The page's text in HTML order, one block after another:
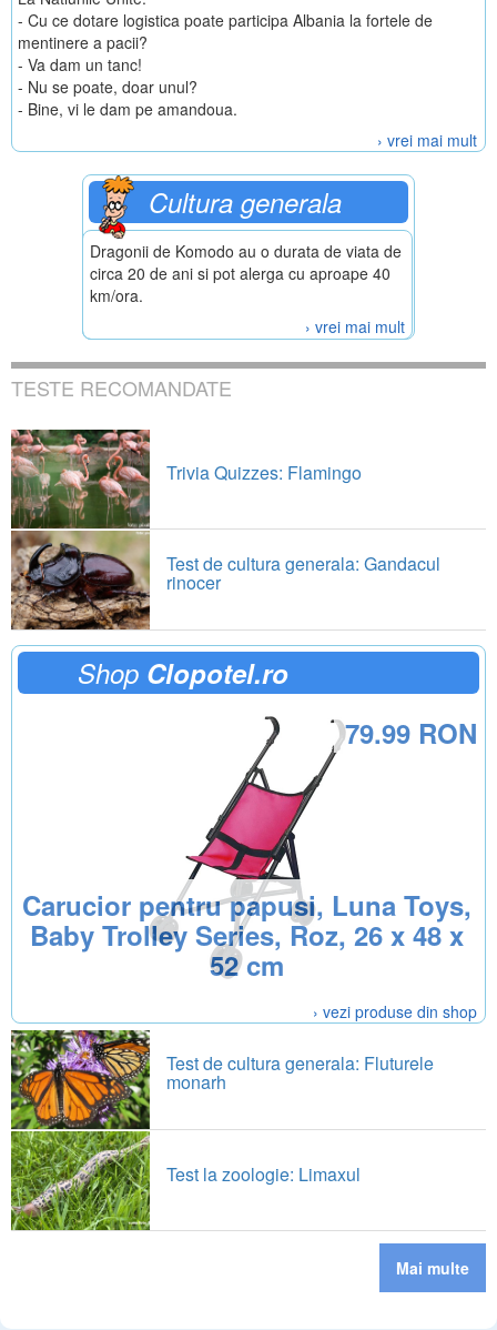
- Cu ce dotare logistica poate participa Albania la fortele de
mentinere a pacii?
- Va dam un tanc!
- Nu se poate, doar unul?
- Bine, vi le dam pe amandoua.
› vrei mai mult
Cultura generala
Dragonii de Komodo au o durata de viata de
circa 20 de ani si pot alerga cu aproape 40
km/ora.
› vrei mai mult
TESTE RECOMANDATE
Trivia Quizzes: Flamingo
Test de cultura generala: Gandacul
rinocer
Shop Clopotel.ro
Carucior pentru papusi, Luna Toys,
Baby Trolley Series, Roz, 26 x 48 x
52 cm
79.99 RON
› vezi produse din shop
Test de cultura generala: Fluturele
monarh
Test la zoologie: Limaxul
Mai multe